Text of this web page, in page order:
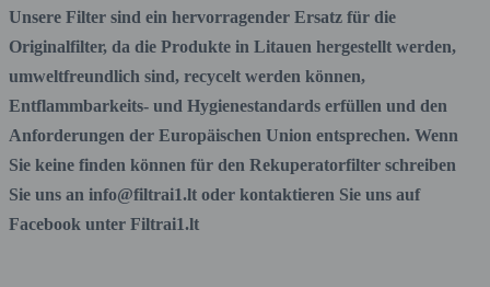
Unsere Filter sind ein hervorragender Ersatz für die
Originalfilter, da die Produkte in Litauen hergestellt werden,
umweltfreundlich sind, recycelt werden können,
Entflammbarkeits- und Hygienestandards erfüllen und den
Anforderungen der Europäischen Union entsprechen. Wenn
Sie keine finden können für den Rekuperatorfilter schreiben
Sie uns an info@filtrai1.lt oder kontaktieren Sie uns auf
Facebook unter Filtrai1.lt